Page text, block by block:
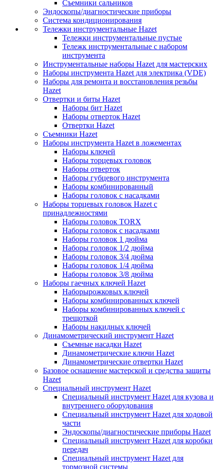
Съемники сальников
Эндоскопы/диагностические приборы
Система кондиционирования
Тележки инструментальные Hazet
Тележки инструментальные пустые
Тележк инструментальные с набором
инструмента
Инструментальные наборы Hazet для мастерских
Наборы инструмента Hazet для электрика (VDE)
Наборы для ремонта и восстановления резьбы
Hazet
Отвертки и биты Hazet
Наборы бит Hazet
Наборы отверток Hazet
Отвертки Hazet
Съемники Hazet
Наборы инструмента Hazet в ложементах
Наборы ключей
Наборы торцевых головок
Наборы отверток
Наборы губцевого инструмента
Наборы комбинированный
Наборы головок с насадками
Наборы торцевых головок Hazet с
принадлежностями
Наборы головок TORX
Наборы головок с насадками
Наборы головок 1 дюйма
Наборы головок 1/2 дюйма
Наборы головок 3/4 дюйма
Наборы головок 1/4 дюйма
Наборы головок 3/8 дюйма
Наборы гаечных ключей Hazet
Наборырожковых ключей
Наборы комбинированных ключей
Наборы комбинированных ключей с
трещоткой
Наборы накидных ключей
Динамометрический инструмент Hazet
Съемные насадки Hazet
Динамометрические ключи Hazet
Динамометрические отвертки Hazet
Базовое оснащение мастерской и средства защиты
Hazet
Специальный инструмент Hazet
Специальный инструмент Hazet для кузова и
внутреннего оборудования
Специальный инструмент Hazet для ходовой
части
Эндоскопы/диагностические приборы Hazet
Специальный инструмент Hazet для коробки
передач
Специальный инструмент Hazet для
тормозной системы